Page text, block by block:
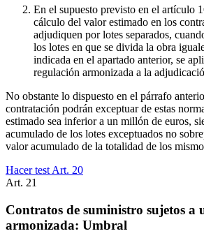
En el supuesto previsto en el artículo
cálculo del valor estimado en los
adjudiquen por lotes separados,
los lotes en que se divida la obra
indicada en el apartado anterior, se
regulación armonizada a la
No obstante lo dispuesto en el párrafo
contratación podrán exceptuar de estas
estimado sea inferior a un millón de euros,
acumulado de los lotes exceptuados no
valor acumulado de la totalidad de los
Hacer test Art. 20
Art. 21
Contratos de suministro sujetos a
armonizada: Umbral